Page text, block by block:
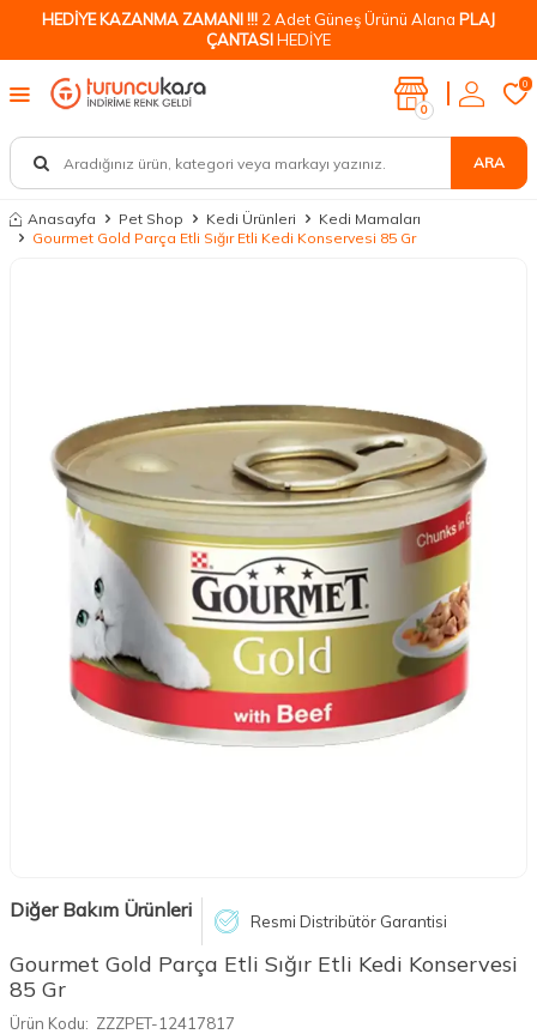
HEDİYE KAZANMA ZAMANI !!! 2 Adet Güneş Ürünü Alana PLAJ
ÇANTASIHEDİYE
ARA
0
0
Anasayfa Pet Shop Kedi Ürünleri
Kedi Mamaları
Gourmet Gold Parça Etli Sığır Etli Kedi Konservesi 85 Gr
Diğer Bakım Ürünleri Resmi Distribütör Garantisi
Gourmet Gold Parça Etli Sığır Etli Kedi Konservesi
85 Gr
Ürün Kodu: ZZZPET-12417817